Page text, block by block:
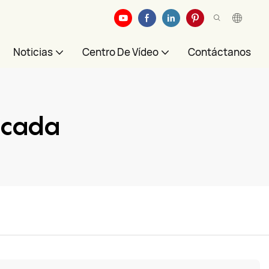
Noticias Centro De Vídeo Contáctanos